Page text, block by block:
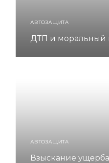
АВТОЗАЩИТА
ДТП и моральный
АВТОЗАЩИТА
Взыскание